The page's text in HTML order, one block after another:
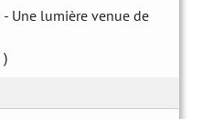
Une lumière venue de
)